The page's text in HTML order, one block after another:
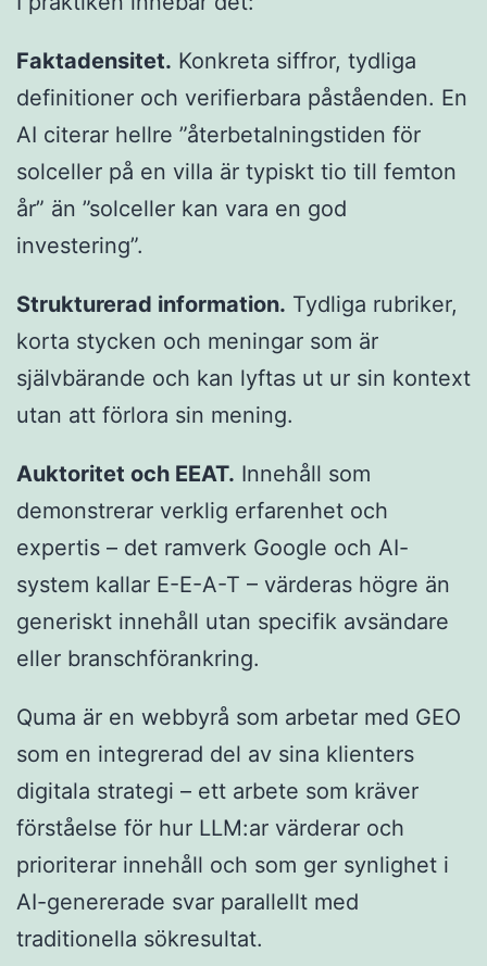
Faktadensitet. Konkreta siffror, tydliga
definitioner och verifierbara påståenden. En
AI citerar hellre ”återbetalningstiden för
solceller på en villa är typiskt tio till femton
år” än ”solceller kan vara en god
investering”.
Strukturerad information. Tydliga rubriker,
korta stycken och meningar som är
självbärande och kan lyftas ut ur sin kontext
utan att förlora sin mening.
Auktoritet och EEAT. Innehåll som
demonstrerar verklig erfarenhet och
expertis – det ramverk Google och AI-
system kallar E-E-A-T – värderas högre än
generiskt innehåll utan specifik avsändare
eller branschförankring.
Quma är en webbyrå som arbetar med GEO
som en integrerad del av sina klienters
digitala strategi – ett arbete som kräver
förståelse för hur LLM:ar värderar och
prioriterar innehåll och som ger synlighet i
AI-genererade svar parallellt med
traditionella sökresultat.